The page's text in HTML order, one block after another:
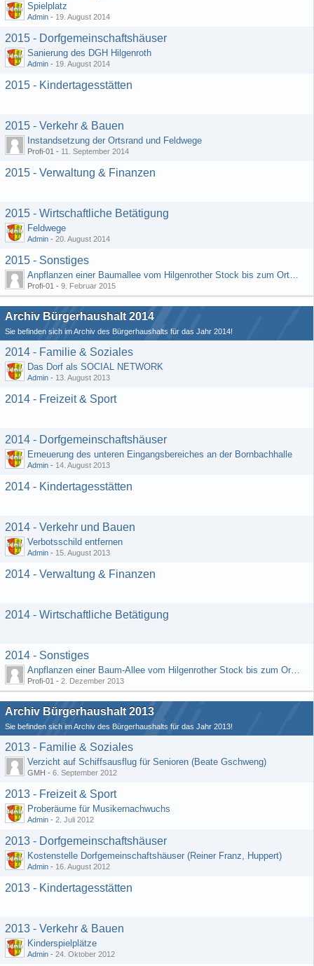
Spielplatz
Admin - 19. August 2014
2015 - Dorfgemeinschaftshäuser
Sanierung des DGH Hilgenroth
Admin - 19. August 2014
2015 - Kindertagesstätten
2015 - Verkehr & Bauen
Instandsetzung der Ortsrand und Feldwege
Profi-01 - 11. September 2014
2015 - Verwaltung & Finanzen
2015 - Wirtschaftliche Betätigung
Feldwege
Admin - 20. August 2014
2015 - Sonstiges
Anpflanzen einer Baumallee vom Hilgenrother Stock bis zum Ortseingang
Profi-01 - 9. Februar 2015
Archiv Bürgerhaushalt 2014
Sie befinden sich im Archiv des Bürgerhaushalts für das Jahr 2014!
2014 - Familie & Soziales
Das Dorf als SOCIAL NETWORK
Admin - 13. August 2013
2014 - Freizeit & Sport
2014 - Dorfgemeinschaftshäuser
Erneuerung des unteren Eingangsbereiches an der Bornbachhalle
Admin - 14. August 2013
2014 - Kindertagesstätten
2014 - Verkehr und Bauen
Verbotsschild entfernen
Admin - 15. August 2013
2014 - Verwaltung & Finanzen
2014 - Wirtschaftliche Betätigung
2014 - Sonstiges
Anpflanzen einer Baum-Allee vom Hilgenrother Stock bis zum Ortseingang
Profi-01 - 2. Dezember 2013
Archiv Bürgerhaushalt 2013
Sie befinden sich im Archiv des Bürgerhaushalts für das Jahr 2013!
2013 - Familie & Soziales
Verzicht auf Schiffsausflug für Senioren (Beate Gschweng)
GMH - 6. September 2012
2013 - Freizeit & Sport
Proberäume für Musikernachwuchs
Admin - 2. Juli 2012
2013 - Dorfgemeinschaftshäuser
Kostenstelle Dorfgemeinschaftshäuser (Reiner Franz, Huppert)
Admin - 16. August 2012
2013 - Kindertagesstätten
2013 - Verkehr & Bauen
Kinderspielplätze
Admin - 24. Oktober 2012